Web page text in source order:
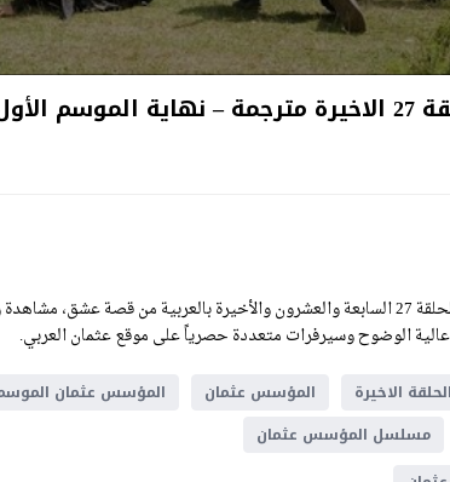
الحلقة الاخيرة المؤسس عثمان المؤسس عثمان
مسلسل المؤسس عثمان